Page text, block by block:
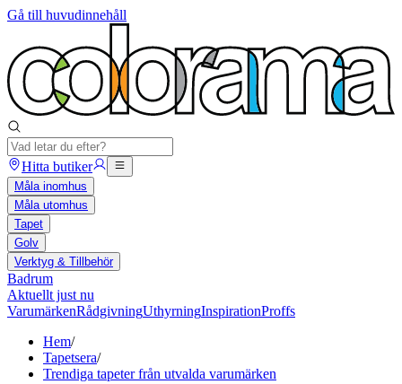
Gå till huvudinnehåll
Hitta butiker
Måla inomhus
Måla utomhus
Tapet
Golv
Verktyg & Tillbehör
Badrum
Aktuellt just nu
VarumärkenRådgivningUthyrningInspirationProffs
Hem/
Tapetsera/
Trendiga tapeter från utvalda varumärken